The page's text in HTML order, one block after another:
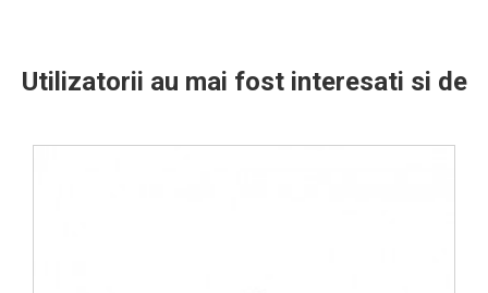
Utilizatorii au mai fost interesati si de